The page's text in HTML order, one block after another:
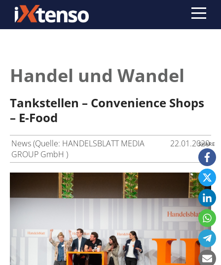
Handel und Wandel
Tankstellen – Convenience Shops
– E-Food
News (Quelle: HANDELSBLATT MEDIA
GROUP GmbH )
22.01.2020